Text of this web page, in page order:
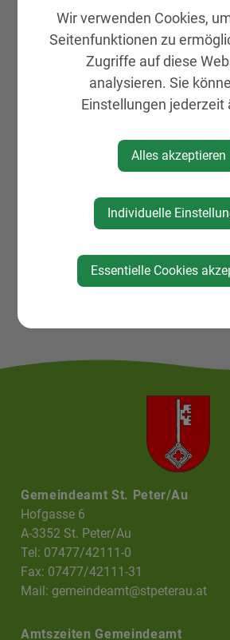
Gemeindeamt St. Peter/Au
Hofgasse 6
A-3352 St. Peter/Au
Tel: 07477/42111-0
Fax: 07477/42111-31
Mail:gemeindeamt@stpeterau.at
Amtszeiten Gemeindeamt
Wir verwenden Cookies,
Seitenfunktionen zu
Zugriffe auf diese
analysieren. Sie
Einstellungen jederzeit
Alles akzeptieren
Individuelle
Essentielle Cookies